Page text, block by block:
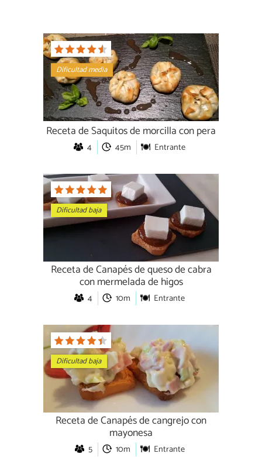
Dificultad media
Receta de Saquitos de morcilla con pera
4 45m Entrante
Dificultad baja
Receta de Canapés de queso de cabra
con mermelada de higos
4 10m Entrante
Dificultad baja
Receta de Canapés de cangrejo con
mayonesa
5 10m Entrante